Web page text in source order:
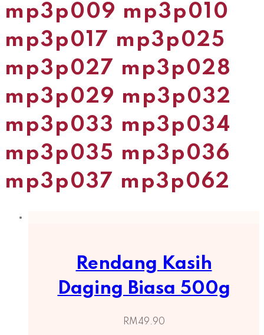
mp3p009 mp3p010
mp3p017 mp3p025
mp3p027 mp3p028
mp3p029 mp3p032
mp3p033 mp3p034
mp3p035 mp3p036
mp3p037 mp3p062
Rendang Kasih
Daging Biasa 500g
RM49.90